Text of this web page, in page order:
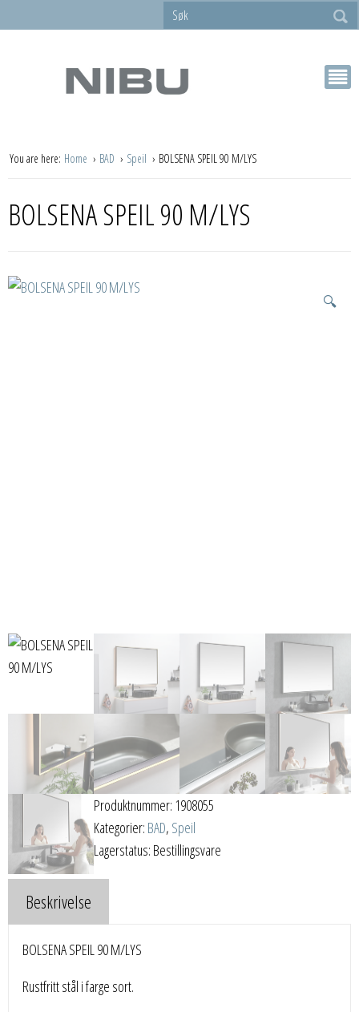
You are here: Home BAD Speil BOLSENA SPEIL 90 M/LYS
BOLSENA SPEIL 90 M/LYS
🔍
Produktnummer: 1908055
Kategorier: BAD, Speil
Lagerstatus: Bestillingsvare
Beskrivelse
BOLSENA SPEIL 90 M/LYS
Rustfritt stål i farge sort.